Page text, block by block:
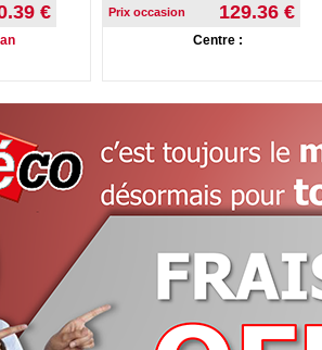
€ Prix occasion 129.36 €
Centre :